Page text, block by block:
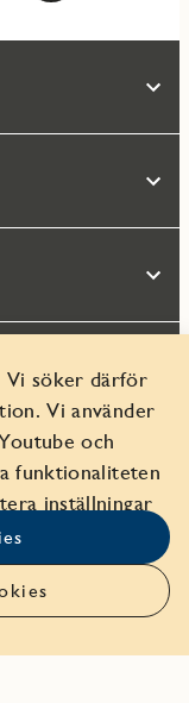
Vi söker därför
Vi använder
och
funktionaliteten
inställningar
9082